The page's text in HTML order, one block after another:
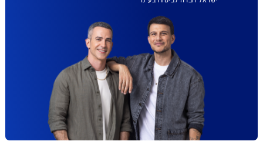
AIG משלמת
תביעות הכי מהר
בישראל
הצטרפו ותקבלו עד 50% הנחה
בביטוח המקיף לרכב וכיסוי
פגושים ב- 99 ₪